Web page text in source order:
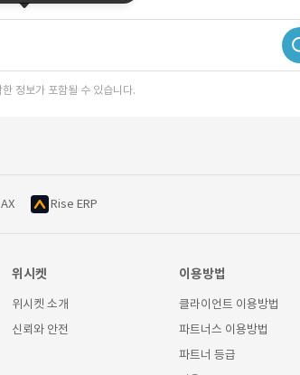
정보가 포함될 수 있습니다.
Rise ERP
위시켓
위시켓 소개
신뢰와 안전
이용방법
클라이언트 이용방법
파트너스 이용방법
파트너 등급